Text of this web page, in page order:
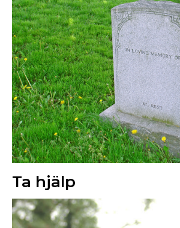
Ta hjälp